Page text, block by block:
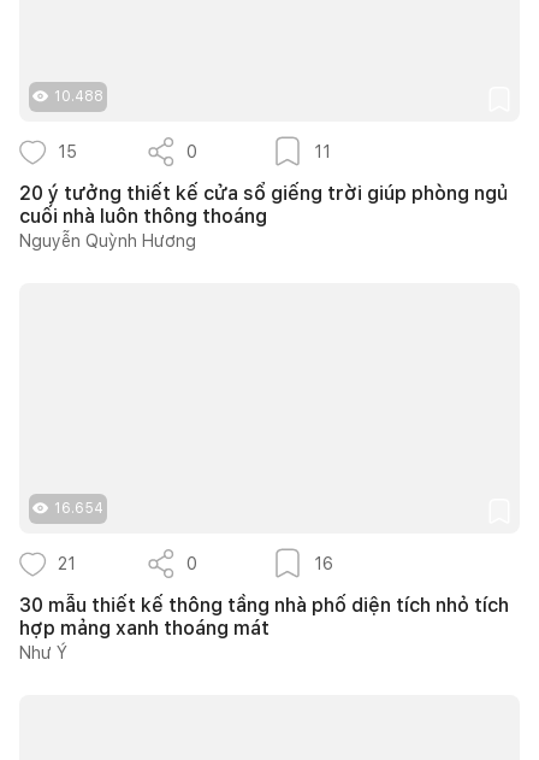
10.488
15 0 11
20 ý tưởng thiết kế cửa sổ giếng trời giúp phòng ngủ
cuối nhà luôn thông thoáng
Nguyễn Quỳnh Hương
16.654
21 0 16
30 mẫu thiết kế thông tầng nhà phố diện tích nhỏ tích
hợp mảng xanh thoáng mát
Như Ý